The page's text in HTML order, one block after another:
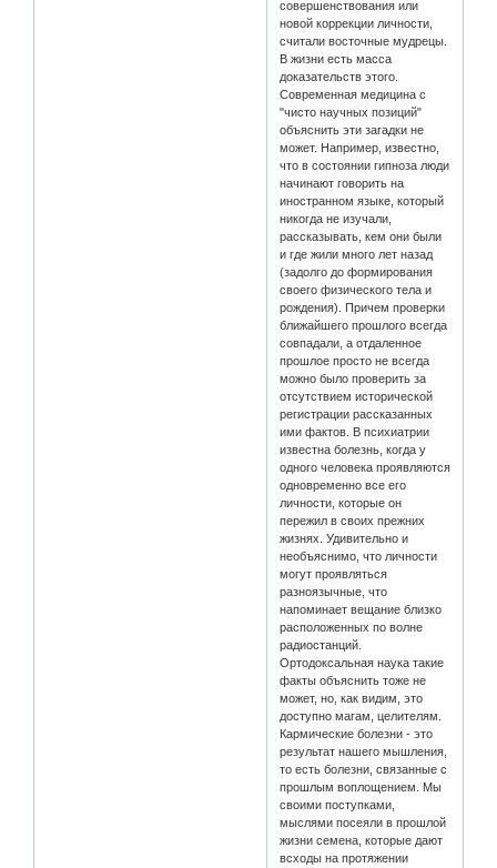
совершенствования или
новой коррекции личности,
считали восточные мудрецы.
В жизни есть масса
доказательств этого.
Современная медицина с
"чисто научных позиций"
объяснить эти загадки не
может. Например, известно,
что в состоянии гипноза люди
начинают говорить на
иностранном языке, который
никогда не изучали,
рассказывать, кем они были
и где жили много лет назад
(задолго до формирования
своего физического тела и
рождения). Причем проверки
ближайшего прошлого всегда
совпадали, а отдаленное
прошлое просто не всегда
можно было проверить за
отсутствием исторической
регистрации рассказанных
ими фактов. В психиатрии
известна болезнь, когда у
одного человека проявляются
одновременно все его
личности, которые он
пережил в своих прежних
жизнях. Удивительно и
необъяснимо, что личности
могут проявляться
разноязычные, что
напоминает вещание близко
расположенных по волне
радиостанций.
Ортодоксальная наука такие
факты объяснить тоже не
может, но, как видим, это
доступно магам, целителям.
Кармические болезни - это
результат нашего мышления,
то есть болезни, связанные с
прошлым воплощением. Мы
своими поступками,
мыслями посеяли в прошлой
жизни семена, которые дают
всходы на протяжении